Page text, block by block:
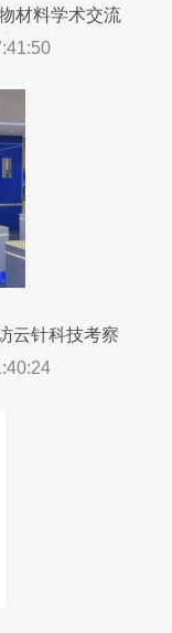
材料学术交流
况
云针科技考察
作